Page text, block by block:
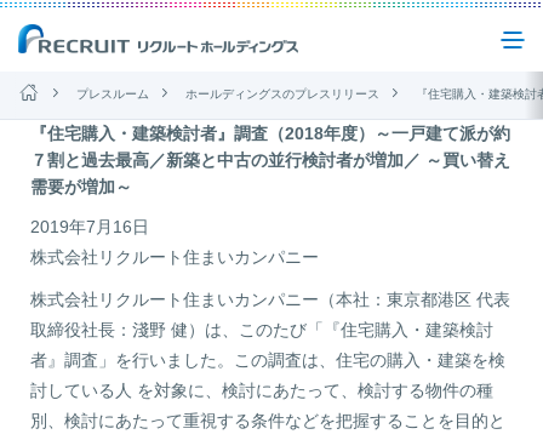
企業情報
事業紹介
サステナビリティ
IR(投資家情報)
プレスルーム ホールディングスのプレスリリース 『住宅購入・建築検討者』調査（2018年度）～一戸建て派が約７割と過去
『住宅購入・建築検討者』調査（2018年度）～一戸建て派が約
７割と過去最高／新築と中古の並行検討者が増加／ ～買い替え
需要が増加～
2019年7月16日
株式会社リクルート住まいカンパニー
株式会社リクルート住まいカンパニー（本社：東京都港区 代表
取締役社長：淺野 健）は、このたび「『住宅購入・建築検討
者』調査」を行いました。この調査は、住宅の購入・建築を検
討している人 を対象に、検討にあたって、検討する物件の種
別、検討にあたって重視する条件などを把握することを目的と